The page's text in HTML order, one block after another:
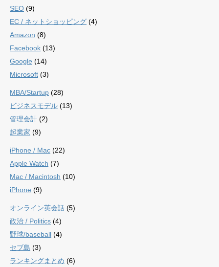
SEO (9)
EC / ネットショッピング (4)
Amazon (8)
Facebook (13)
Google (14)
Microsoft (3)
MBA/Startup (28)
ビジネスモデル (13)
管理会計 (2)
起業家 (9)
iPhone / Mac (22)
Apple Watch (7)
Mac / Macintosh (10)
iPhone (9)
オンライン英会話 (5)
政治 / Politics (4)
野球/baseball (4)
セブ島 (3)
ランキングまとめ (6)